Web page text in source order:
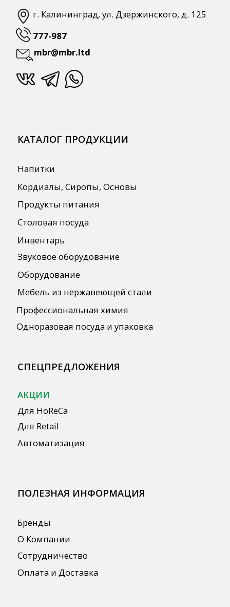
СПЕЦПРЕДЛОЖЕНИЯ
АКЦИИ
Для HoReCa
Для Retail
Публичная оферта
Политика конфиденциальности
Согласие на обработку персональных
О Компании
Оплата и Доставка
Одноразовая посуда и упаковка